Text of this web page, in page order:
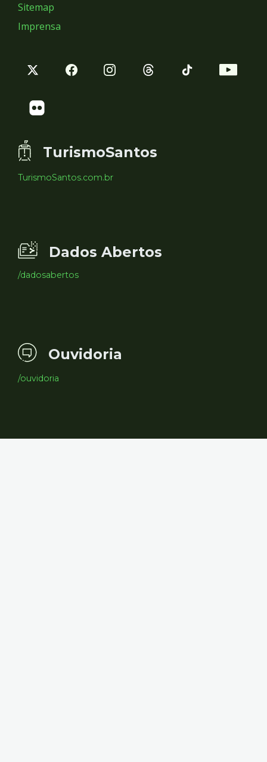
Sitemap
Imprensa
TurismoSantos
TurismoSantos.com.br
Dados Abertos
/dadosabertos
Ouvidoria
/ouvidoria